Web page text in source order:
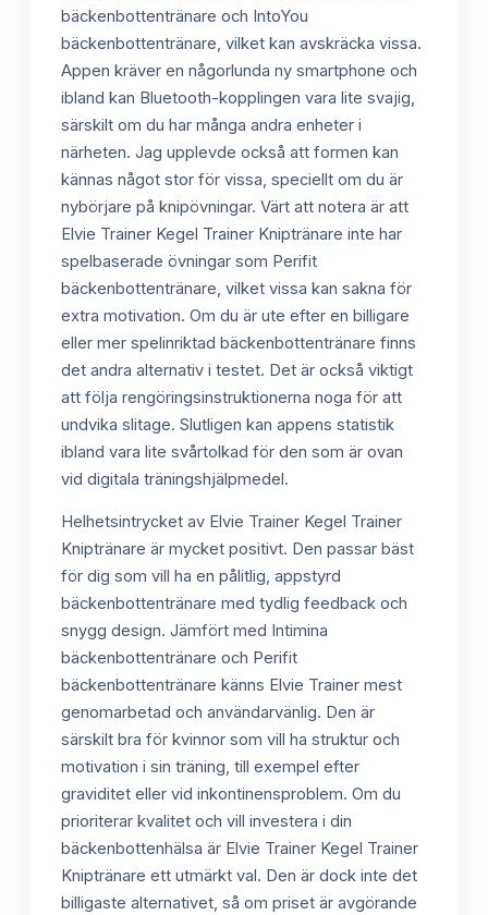
bäckenbottentränare och IntoYou
bäckenbottentränare, vilket kan avskräcka vissa.
Appen kräver en någorlunda ny smartphone och
ibland kan Bluetooth-kopplingen vara lite svajig,
särskilt om du har många andra enheter i
närheten. Jag upplevde också att formen kan
kännas något stor för vissa, speciellt om du är
nybörjare på knipövningar. Värt att notera är att
Elvie Trainer Kegel Trainer Kniptränare inte har
spelbaserade övningar som Perifit
bäckenbottentränare, vilket vissa kan sakna för
extra motivation. Om du är ute efter en billigare
eller mer spelinriktad bäckenbottentränare finns
det andra alternativ i testet. Det är också viktigt
att följa rengöringsinstruktionerna noga för att
undvika slitage. Slutligen kan appens statistik
ibland vara lite svårtolkad för den som är ovan
vid digitala träningshjälpmedel.
Helhetsintrycket av Elvie Trainer Kegel Trainer
Kniptränare är mycket positivt. Den passar bäst
för dig som vill ha en pålitlig, appstyrd
bäckenbottentränare med tydlig feedback och
snygg design. Jämfört med Intimina
bäckenbottentränare och Perifit
bäckenbottentränare känns Elvie Trainer mest
genomarbetad och användarvänlig. Den är
särskilt bra för kvinnor som vill ha struktur och
motivation i sin träning, till exempel efter
graviditet eller vid inkontinensproblem. Om du
prioriterar kvalitet och vill investera i din
bäckenbottenhälsa är Elvie Trainer Kegel Trainer
Kniptränare ett utmärkt val. Den är dock inte det
billigaste alternativet, så om priset är avgörande